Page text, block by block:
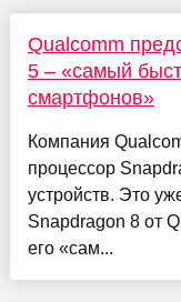
Qualcomm
5 – «самый
смартфонов»
Компания
процессор
устройств. Это
Snapdragon 8 от
его «сам...